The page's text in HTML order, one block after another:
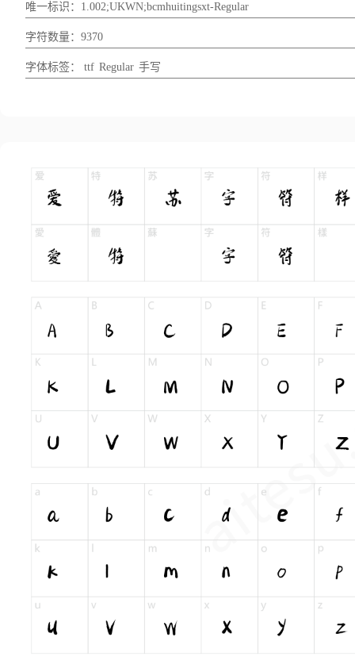
唯一标识：1.002;UKWN;bcmhuitingsxt-Regular
字符数量：9370
字体标签： ttf Regular 手写